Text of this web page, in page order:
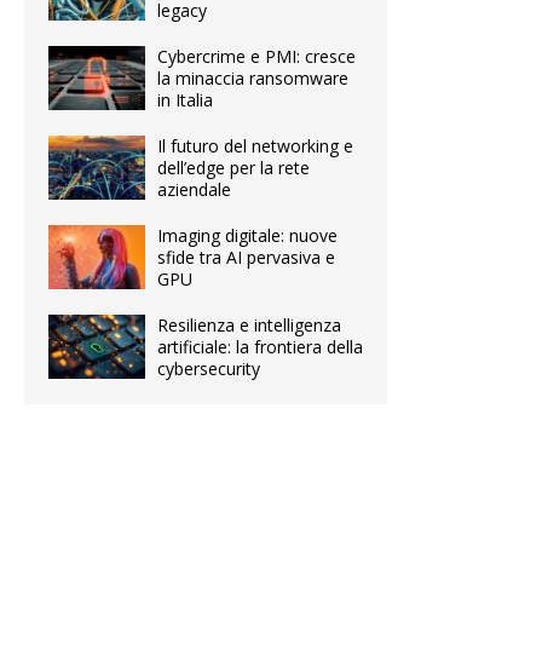
legacy
Cybercrime e PMI: cresce
la minaccia ransomware
in Italia
Il futuro del networking e
dell’edge per la rete
aziendale
Imaging digitale: nuove
sfide tra AI pervasiva e
GPU
Resilienza e intelligenza
artificiale: la frontiera della
cybersecurity